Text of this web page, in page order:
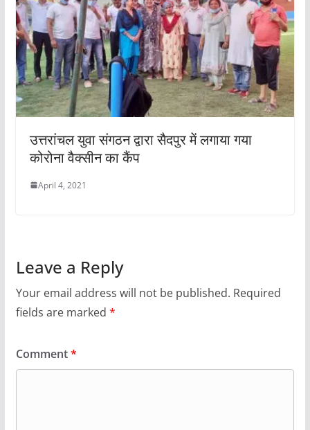
उत्तरांचल युवा संगठन द्वारा सैदपुर में लगाया गया
कोरोना वैक्सीन का कैंप
April 4, 2021
Leave a Reply
Your email address will not be published. Required
fields are marked *
Comment*